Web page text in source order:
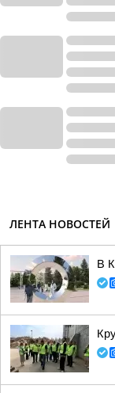
ЛЕНТА НОВОСТЕЙ
В